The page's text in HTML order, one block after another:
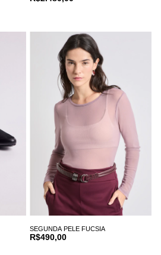
SEGUNDA PELE FUCSIA
R$490,00